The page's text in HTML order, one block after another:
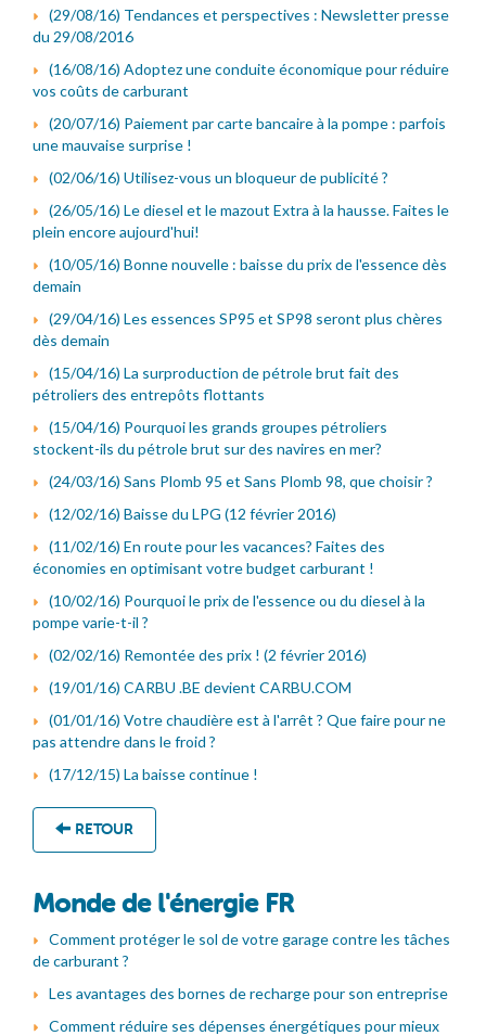
(29/08/16) Tendances et perspectives : Newsletter presse
du 29/08/2016
(16/08/16) Adoptez une conduite économique pour réduire
vos coûts de carburant
(20/07/16) Paiement par carte bancaire à la pompe : parfois
une mauvaise surprise !
(02/06/16) Utilisez-vous un bloqueur de publicité ?
(26/05/16) Le diesel et le mazout Extra à la hausse. Faites le
plein encore aujourd'hui!
(10/05/16) Bonne nouvelle : baisse du prix de l'essence dès
demain
(29/04/16) Les essences SP95 et SP98 seront plus chères
dès demain
(15/04/16) La surproduction de pétrole brut fait des
pétroliers des entrepôts flottants
(15/04/16) Pourquoi les grands groupes pétroliers
stockent-ils du pétrole brut sur des navires en mer?
(24/03/16) Sans Plomb 95 et Sans Plomb 98, que choisir ?
(12/02/16) Baisse du LPG (12 février 2016)
(11/02/16) En route pour les vacances? Faites des
économies en optimisant votre budget carburant !
(10/02/16) Pourquoi le prix de l'essence ou du diesel à la
pompe varie-t-il ?
(02/02/16) Remontée des prix ! (2 février 2016)
(19/01/16) CARBU .BE devient CARBU.COM
(01/01/16) Votre chaudière est à l'arrêt ? Que faire pour ne
pas attendre dans le froid ?
(17/12/15) La baisse continue !
RETOUR
Monde de l'énergie FR
Comment protéger le sol de votre garage contre les tâches
de carburant ?
Les avantages des bornes de recharge pour son entreprise
Comment réduire ses dépenses énergétiques pour mieux